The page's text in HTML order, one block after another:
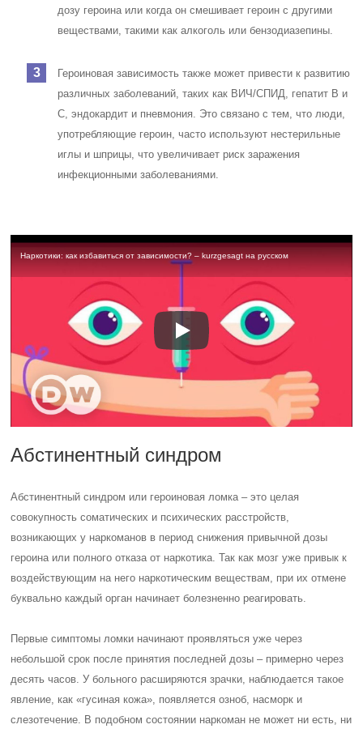
дозу героина или когда он смешивает героин с другими
веществами, такими как алкоголь или бензодиазепины.
Героиновая зависимость также может привести к развитию
различных заболеваний, таких как ВИЧ/СПИД, гепатит B и
C, эндокардит и пневмония. Это связано с тем, что люди,
употребляющие героин, часто используют нестерильные
иглы и шприцы, что увеличивает риск заражения
инфекционными заболеваниями.
Наркотики: как избавиться от зависимости? – kurzgesagt на русском
Абстинентный синдром
Абстинентный синдром или героиновая ломка – это целая
совокупность соматических и психических расстройств,
возникающих у наркоманов в период снижения привычной дозы
героина или полного отказа от наркотика. Так как мозг уже привык к
воздействующим на него наркотическим веществам, при их отмене
буквально каждый орган начинает болезненно реагировать.
Первые симптомы ломки начинают проявляться уже через
небольшой срок после принятия последней дозы – примерно через
десять часов. У больного расширяются зрачки, наблюдается такое
явление, как «гусиная кожа», появляется озноб, насморк и
слезотечение. В подобном состоянии наркоман не может ни есть, ни